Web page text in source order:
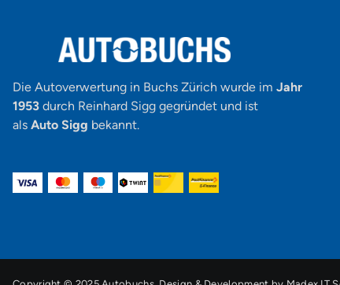
a
m
-
Die Autoverwertung in Buchs Zürich wurde im Jahr
1953 durch Reinhard Sigg gegründet und ist
als Auto Sigg bekannt.